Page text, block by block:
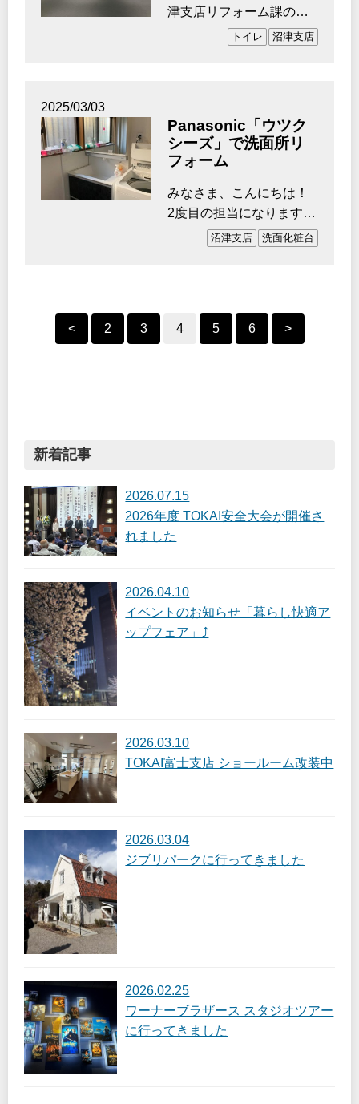
津支店リフォーム課の関
島です。 富士の磯野さ
トイレ 沼津支店
2025/03/03
Panasonic「ウツク
シーズ」で洗面所リ
フォーム
みなさま、こんにちは！
2度目の担当になります、
沼津支店の小林です。
沼津支店 洗面化粧台
< 2 3 4 5 6 >
新着記事
2026.07.15
2026年度 TOKAI安全大会が開催さ
れました
2026.04.10
イベントのお知らせ「暮らし快適ア
ップフェア」⤴
2026.03.10
TOKAI富士支店 ショールーム改装中
2026.03.04
ジブリパークに行ってきました
2026.02.25
ワーナーブラザース スタジオツアー
に行ってきました